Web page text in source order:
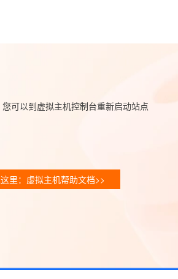
可以到虚拟主机控制台重新启动站点
里：虚拟主机帮助文档>>